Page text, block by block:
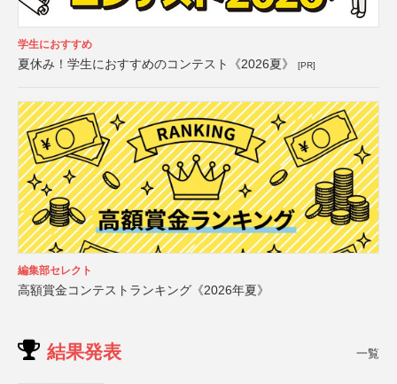
学生におすすめ
夏休み！学生におすすめのコンテスト《2026夏》 [PR]
編集部セレクト
高額賞金コンテストランキング《2026年夏》
結果発表 一覧